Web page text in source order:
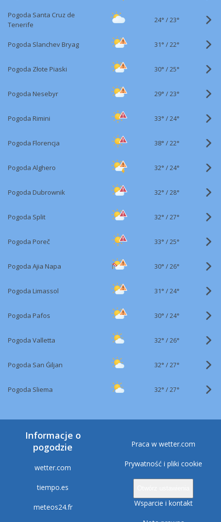
Pogoda Santa Cruz de
Tenerife
24° /23°
Pogoda Slanchev Bryag 31° /22°
Pogoda Złote Piaski 30° /25°
Pogoda Nesebyr 29° /23°
Pogoda Rimini 33° /24°
Pogoda Florencja 38° /22°
Pogoda Alghero 32° /24°
Pogoda Dubrownik 32° /28°
Pogoda Split 32° /27°
Pogoda Poreč 33° /25°
Pogoda Ajia Napa 30° /26°
Pogoda Limassol 31° /24°
Pogoda Pafos 30° /24°
Pogoda Valletta 32° /26°
Pogoda San Ġiljan 32° /27°
Pogoda Sliema 32° /27°
Informacje o
pogodzie
wetter.com
tiempo.es
meteos24.fr
Praca w wetter.com
Prywatność i pliki cookie
Wsparcie i kontakt